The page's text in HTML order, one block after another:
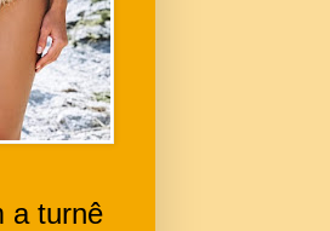
a turnê